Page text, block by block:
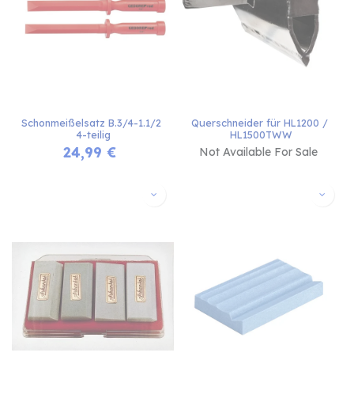
Schonmeißelsatz B.3/4-1.1/2
4-teilig
24,99 €
Querschneider für HL1200 /
HL1500TWW
Not Available For Sale